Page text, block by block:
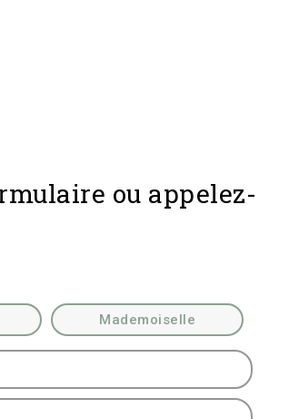
ou appelez-
Mademoiselle